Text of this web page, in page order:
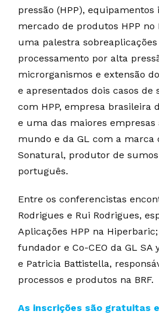
pressão (HPP), equipamentos
mercado de produtos HPP no
uma palestra
processamento por alta
microrganismos e extensão
e apresentados dois casos de
com HPP, empresa brasileira
e uma das maiores
mundo e da GL com a marca
Sonatural, produtor de
português.
Entre os conferencistas
Rodrigues e Rui Rodrigues,
Aplicações HPP na
fundador e Co-CEO da GL SA
e Patricia Battistella,
processos e produtos na BRF.
As inscrições são gratuitas